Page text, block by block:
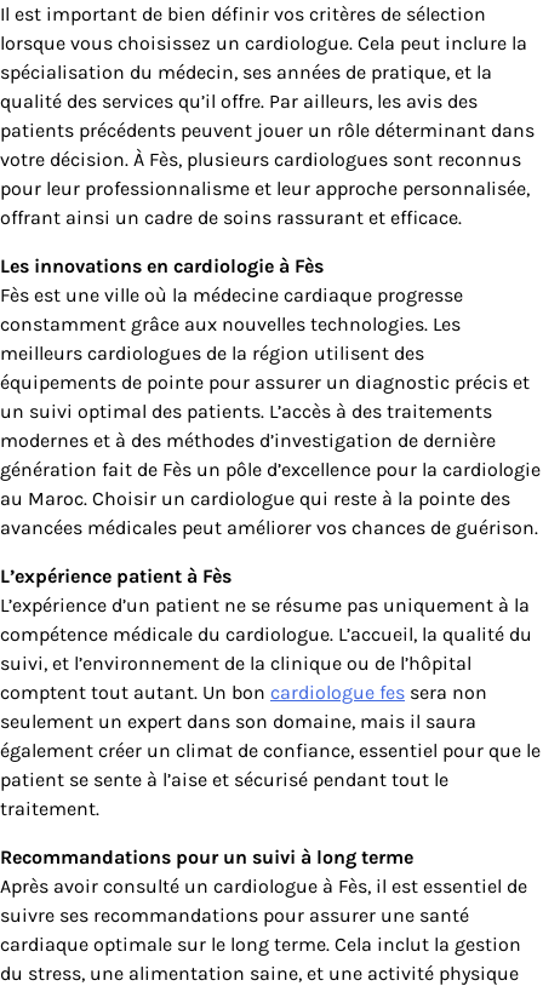
Il est important de bien définir vos critères de sélection
lorsque vous choisissez un cardiologue. Cela peut inclure la
spécialisation du médecin, ses années de pratique, et la
qualité des services qu’il offre. Par ailleurs, les avis des
patients précédents peuvent jouer un rôle déterminant dans
votre décision. À Fès, plusieurs cardiologues sont reconnus
pour leur professionnalisme et leur approche personnalisée,
offrant ainsi un cadre de soins rassurant et efficace.
Les innovations en cardiologie à Fès
Fès est une ville où la médecine cardiaque progresse
constamment grâce aux nouvelles technologies. Les
meilleurs cardiologues de la région utilisent des
équipements de pointe pour assurer un diagnostic précis et
un suivi optimal des patients. L’accès à des traitements
modernes et à des méthodes d’investigation de dernière
génération fait de Fès un pôle d’excellence pour la cardiologie
au Maroc. Choisir un cardiologue qui reste à la pointe des
avancées médicales peut améliorer vos chances de guérison.
L’expérience patient à Fès
L’expérience d’un patient ne se résume pas uniquement à la
compétence médicale du cardiologue. L’accueil, la qualité du
suivi, et l’environnement de la clinique ou de l’hôpital
comptent tout autant. Un bon cardiologue fes sera non
seulement un expert dans son domaine, mais il saura
également créer un climat de confiance, essentiel pour que le
patient se sente à l’aise et sécurisé pendant tout le
traitement.
Recommandations pour un suivi à long terme
Après avoir consulté un cardiologue à Fès, il est essentiel de
suivre ses recommandations pour assurer une santé
cardiaque optimale sur le long terme. Cela inclut la gestion
du stress, une alimentation saine, et une activité physique